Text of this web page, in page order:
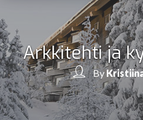
Arkkitehti ja
By